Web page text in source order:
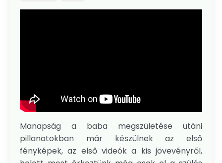
Manapság a baba megszületése utáni
pillanatokban már készülnek az első
fényképek, az első videók a kis jövevényről,